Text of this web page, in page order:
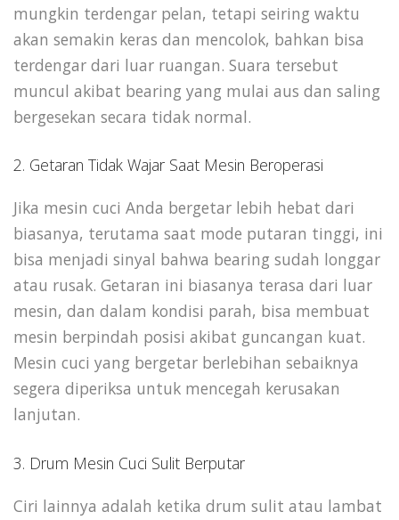
mungkin terdengar pelan, tetapi seiring waktu
akan semakin keras dan mencolok, bahkan bisa
terdengar dari luar ruangan. Suara tersebut
muncul akibat bearing yang mulai aus dan saling
bergesekan secara tidak normal.
2. Getaran Tidak Wajar Saat Mesin Beroperasi
Jika mesin cuci Anda bergetar lebih hebat dari
biasanya, terutama saat mode putaran tinggi, ini
bisa menjadi sinyal bahwa bearing sudah longgar
atau rusak. Getaran ini biasanya terasa dari luar
mesin, dan dalam kondisi parah, bisa membuat
mesin berpindah posisi akibat guncangan kuat.
Mesin cuci yang bergetar berlebihan sebaiknya
segera diperiksa untuk mencegah kerusakan
lanjutan.
3. Drum Mesin Cuci Sulit Berputar
Ciri lainnya adalah ketika drum sulit atau lambat